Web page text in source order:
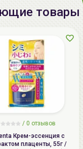
а также за
на
товары
/ 0 отзывов
Крем-эссенция с
плаценты, 55г /